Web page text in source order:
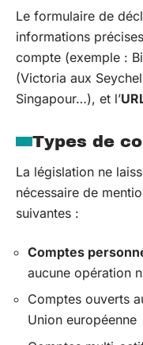
Le formulaire de
informations
compte (exemple :
(Victoria aux
Singapour…), et l’
Types de
La législation ne
nécessaire de
suivantes :
Comptes
aucune opération
Comptes ouverts
Union européenne